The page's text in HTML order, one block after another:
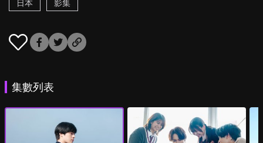
日本 影集
集數列表